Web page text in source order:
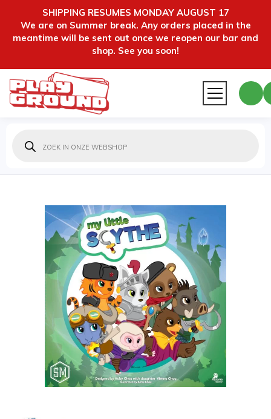
SHIPPING RESUMES MONDAY AUGUST 17
We are on Summer break. Any orders placed in the
meantime will be sent out once we reopen our bar and
shop. See you soon!
zoeken